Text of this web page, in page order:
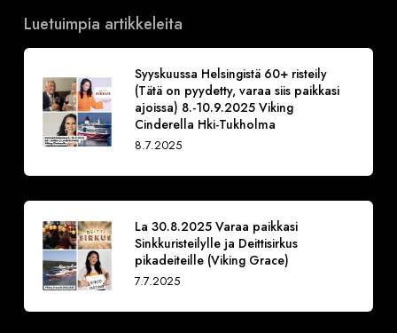
Luetuimpia artikkeleita
Syyskuussa Helsingistä 60+ risteily
(Tätä on pyydetty, varaa siis paikkasi
ajoissa) 8.-10.9.2025 Viking
Cinderella Hki-Tukholma
8.7.2025
La 30.8.2025 Varaa paikkasi
Sinkkuristeilylle ja Deittisirkus
pikadeiteille (Viking Grace)
7.7.2025